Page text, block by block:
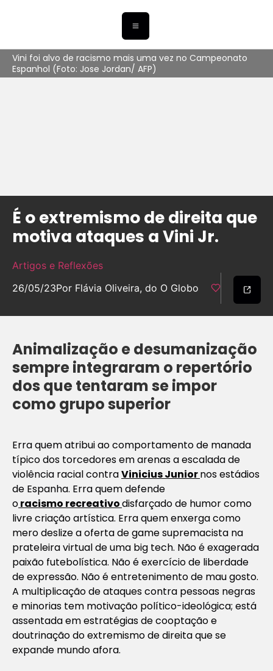
Vini foi alvo de racismo mais uma vez no Campeonato
Espanhol (Foto: Jose Jordan/ AFP)
É o extremismo de direita que
motiva ataques a Vini Jr.
Artigos e Reflexões
26/05/23Por Flávia Oliveira, do O Globo
Animalização e desumanização
sempre integraram o repertório
dos que tentaram se impor
como grupo superior
Erra quem atribui ao comportamento de manada
típico dos torcedores em arenas a escalada de
violência racial contraVinicius Juniornos estádios
de Espanha. Erra quem defende
oracismo recreativodisfarçado de humor como
livre criação artística. Erra quem enxerga como
mero deslize a oferta de game supremacista na
prateleira virtual de uma big tech. Não é exagerada
paixão futebolística. Não é exercício de liberdade
de expressão. Não é entretenimento de mau gosto.
A multiplicação de ataques contra pessoas negras
e minorias tem motivação político-ideológica; está
assentada em estratégias de cooptação e
doutrinação do extremismo de direita que se
expande mundo afora.